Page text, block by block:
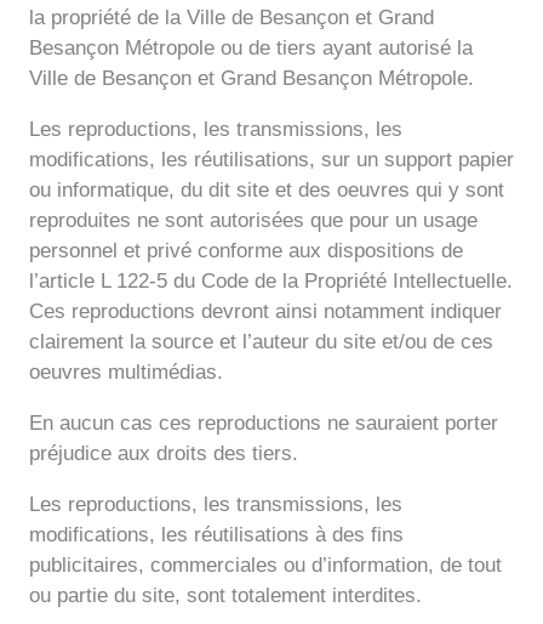
la propriété de la Ville de Besançon et Grand
Besançon Métropole ou de tiers ayant autorisé la
Ville de Besançon et Grand Besançon Métropole.
Les reproductions, les transmissions, les
modifications, les réutilisations, sur un support papier
ou informatique, du dit site et des oeuvres qui y sont
reproduites ne sont autorisées que pour un usage
personnel et privé conforme aux dispositions de
l’article L 122-5 du Code de la Propriété Intellectuelle.
Ces reproductions devront ainsi notamment indiquer
clairement la source et l’auteur du site et/ou de ces
oeuvres multimédias.
En aucun cas ces reproductions ne sauraient porter
préjudice aux droits des tiers.
Les reproductions, les transmissions, les
modifications, les réutilisations à des fins
publicitaires, commerciales ou d’information, de tout
ou partie du site, sont totalement interdites.